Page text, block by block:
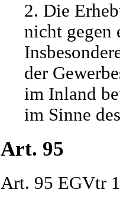
2. Die
nicht gegen
der
im Inland
im Sinne
Art. 95
Art. 95 EGVtr